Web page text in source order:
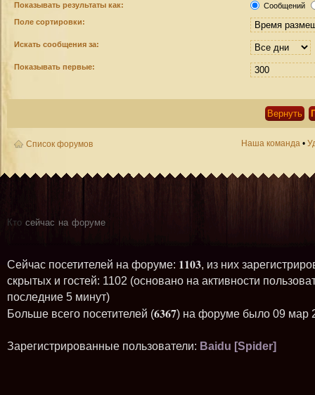
Показывать результаты как:
Сообщений
Поле сортировки:
Искать сообщения за:
Показывать первые:
Список форумов Наша команда •
Кто сейчас на форуме
Сейчас посетителей на форуме: 1103, из них
скрытых и гостей: 1102 (основано на активности
последние 5 минут)
Больше всего посетителей (6367) на форуме было 09 мар
Зарегистрированные пользователи: Baidu [Spider]